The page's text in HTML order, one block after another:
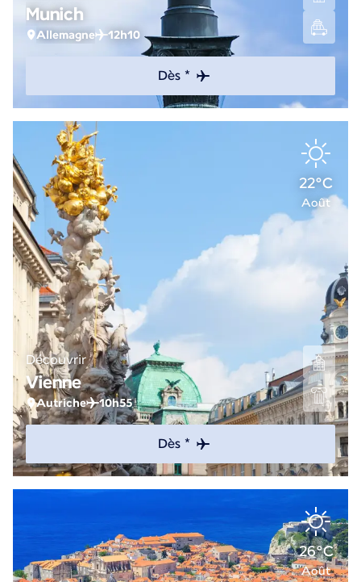
Munich
Allemagne 12h10
Dès *
22°C
Août
Découvrir
Vienne
Autriche 10h55
Dès *
26°C
Août